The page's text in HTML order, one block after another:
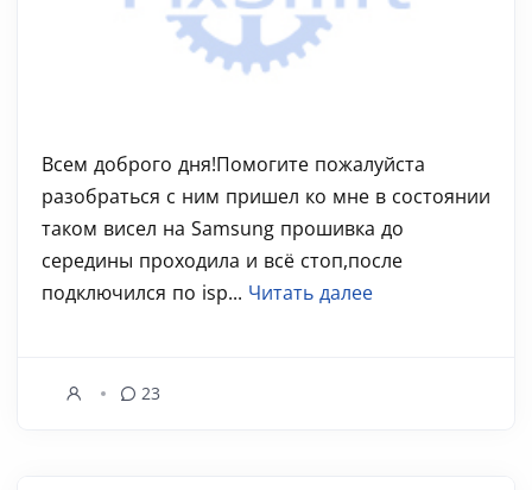
Всем доброго дня!Помогите пожалуйста
разобраться с ним пришел ко мне в состоянии
таком висел на Samsung прошивка до
середины проходила и всё стоп,после
подключился по isp... Читать далее
23